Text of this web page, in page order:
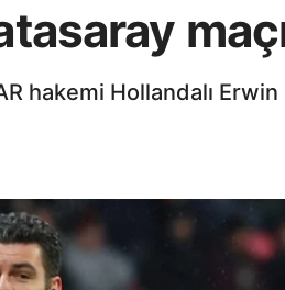
hakemi Hollandalı